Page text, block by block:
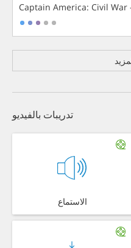
Captain America: Civil
تدريبات بالفيديو
الاستماع